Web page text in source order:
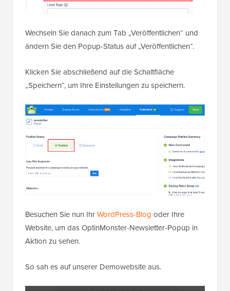
Wechseln Sie danach zum Tab „Veröffentlichen“ und
ändern Sie den Popup-Status auf „Veröffentlichen“.
Klicken Sie abschließend auf die Schaltfläche
„Speichern“, um Ihre Einstellungen zu speichern.
Besuchen Sie nun IhrWordPress-Blog oder Ihre
Website, um das OptinMonster-Newsletter-Popup in
Aktion zu sehen.
So sah es auf unserer Demowebsite aus.